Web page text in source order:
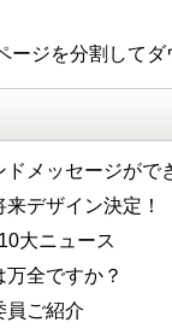
ージを分割してダ
メッセージがで
デザイン決定！
大ニュース
万全ですか？
員ご紹介